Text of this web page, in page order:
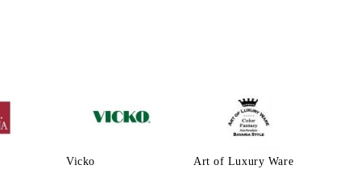
Vicko Art of Luxury Ware